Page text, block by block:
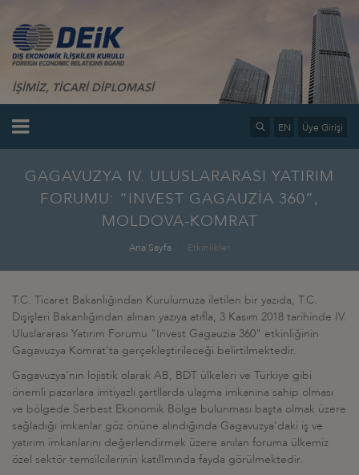
İŞİMİZ, TİCARİ DİPLOMASİ
EN Üye Girişi
GAGAVUZYA IV. ULUSLARARASI YATIRIM
FORUMU: “INVEST GAGAUZİA 360”,
MOLDOVA-KOMRAT
Ana Sayfa Etkinlikler
T.C. Ticaret Bakanlığından Kurulumuza iletilen bir yazıda, T.C.
Dışişleri Bakanlığından alınan yazıya atıfla, 3 Kasım 2018 tarihinde IV.
Uluslararası Yatırım Forumu "Invest Gagauzia 360" etkinliğinin
Gagavuzya Komrat'ta gerçekleştirileceği belirtilmektedir.
Gagavuzya'nın lojistik olarak AB, BDT ülkeleri ve Türkiye gibi
önemli pazarlara imtiyazlı şartllarda ulaşma imkanına sahip olması
ve bölgede Serbest Ekonomik Bölge bulunması başta olmak üzere
sağladığı imkanlar göz önüne alındığında Gagavuzya'daki iş ve
yatırım imkanlarını değerlendirmek üzere anılan foruma ülkemiz
özel sektör temsilcilerinin katılImında fayda görülmektedir.